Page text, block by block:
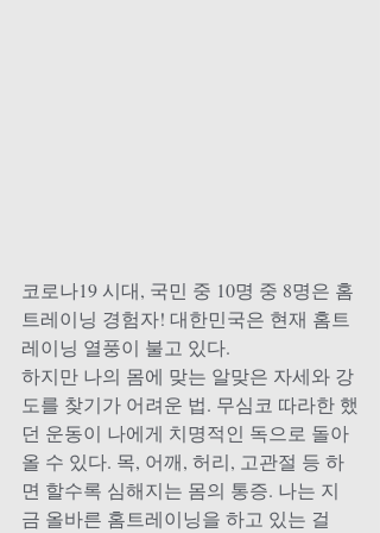
코로나19 시대, 국민 중 10명 중 8명은 홈
트레이닝 경험자! 대한민국은 현재 홈트
레이닝 열풍이 불고 있다.
하지만 나의 몸에 맞는 알맞은 자세와 강
도를 찾기가 어려운 법. 무심코 따라한 했
던 운동이 나에게 치명적인 독으로 돌아
올 수 있다. 목, 어깨, 허리, 고관절 등 하
면 할수록 심해지는 몸의 통증. 나는 지
금 올바른 홈트레이닝을 하고 있는 걸